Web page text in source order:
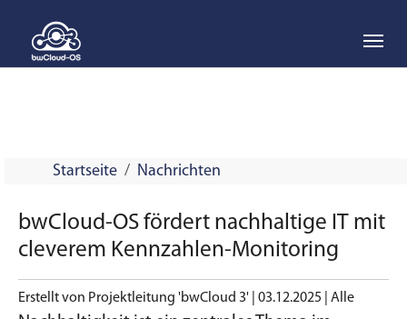
Startseite Nachrichten
bwCloud-OS fördert nachhaltige IT mit
cleverem Kennzahlen-Monitoring
Erstellt von Projektleitung 'bwCloud 3' | 03.12.2025 Alle